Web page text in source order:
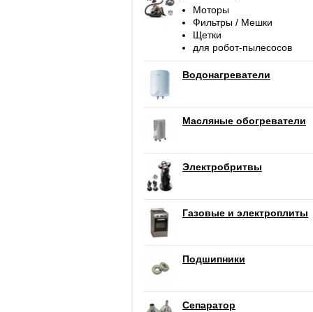
Моторы
Фильтры / Мешки
Щетки
для робот-пылесосов
Водонагреватели
Масляные обогреватели
Электробритвы
Газовые и электроплиты
Подшипники
Сепаратор